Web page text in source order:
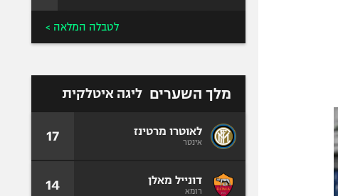
לטבלה המלאה >
מלך השערים ליגה איטלקית
לאוטרו מרטינז
אינטר 17
דונייל מאלן
רומא 14